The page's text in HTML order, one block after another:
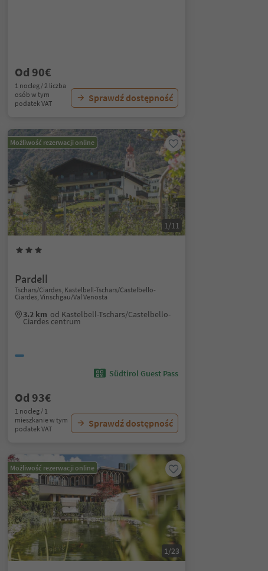
Od 90€
1 nocleg / 2 liczba
osób w tym
podatek VAT
Sprawdź dostępność
Możliwość rezerwacji online
1/11
Pardell
Tschars/Ciardes, Kastelbell-Tschars/Castelbello-
Ciardes, Vinschgau/Val Venosta
3.2 km od Kastelbell-Tschars/Castelbello-
Ciardes centrum
Südtirol Guest Pass
Od 93€
1 nocleg / 1
mieszkanie w tym
podatek VAT
Sprawdź dostępność
Możliwość rezerwacji online
1/23